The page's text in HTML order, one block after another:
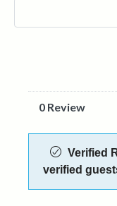
0 Review
Verified
verified